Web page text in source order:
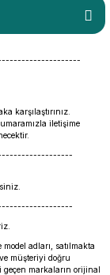
karşılaştırınız.
iletişime
adları, satılmakta
müşteriyi doğru
geçen markaların orijinal